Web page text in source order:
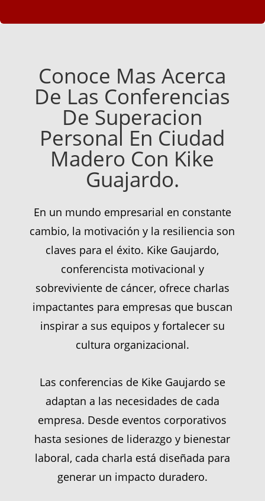
Conoce Mas Acerca
De Las Conferencias
De Superacion
Personal En Ciudad
Madero Con Kike
Guajardo.
En un mundo empresarial en constante
cambio, la motivación y la resiliencia son
claves para el éxito. Kike Gaujardo,
conferencista motivacional y
sobreviviente de cáncer, ofrece charlas
impactantes para empresas que buscan
inspirar a sus equipos y fortalecer su
cultura organizacional.
Las conferencias de Kike Gaujardo se
adaptan a las necesidades de cada
empresa. Desde eventos corporativos
hasta sesiones de liderazgo y bienestar
laboral, cada charla está diseñada para
generar un impacto duradero.